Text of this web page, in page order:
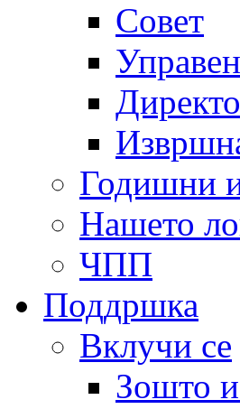
Совет
Годишни
Нашето
ЧПП
Поддршка
Вклучи се
Зошто